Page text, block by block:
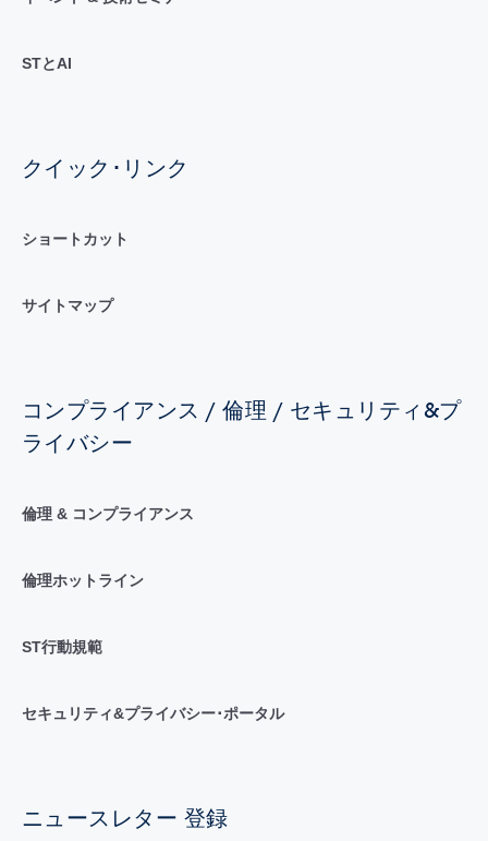
STとAI
クイック･リンク
ショートカット
サイトマップ
コンプライアンス / 倫理 / セキュリティ&プ
ライバシー
倫理 & コンプライアンス
倫理ホットライン
ST行動規範
セキュリティ&プライバシー･ポータル
ニュースレター 登録